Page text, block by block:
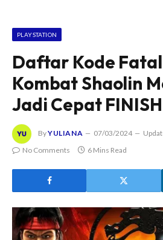
PLAYSTATION
Daftar Kode
Kombat Shaolin
Jadi Cepat
ByYULIANA 07/03/2024
No Comments
6 Mins Read